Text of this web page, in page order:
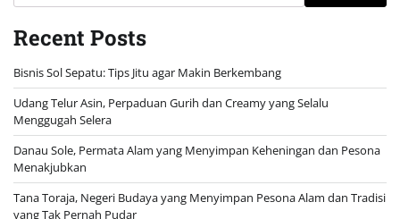
Recent Posts
Bisnis Sol Sepatu: Tips Jitu agar Makin Berkembang
Udang Telur Asin, Perpaduan Gurih dan Creamy yang Selalu
Menggugah Selera
Danau Sole, Permata Alam yang Menyimpan Keheningan dan Pesona
Menakjubkan
Tana Toraja, Negeri Budaya yang Menyimpan Pesona Alam dan Tradisi
yang Tak Pernah Pudar